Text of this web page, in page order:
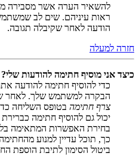
להשאיר הערה אשר מסבירה
ראות עיניהם. שים לב
הודעה לאחר שקיבלה תגובה.
חזרה למעלה
כיצד אני מוסיף חתימה להודעות שלי?
כדי להוסיף חתימה להודעה
הבקרה למשתמש שלך. לאחר
צרף חתימה בטופס השליחה
יכול גם להוסיף חתימה
בחירת האפשרות המתאימה
כך, תוכל עדיין למנוע
ביטול הסימון לתיבת הוספת